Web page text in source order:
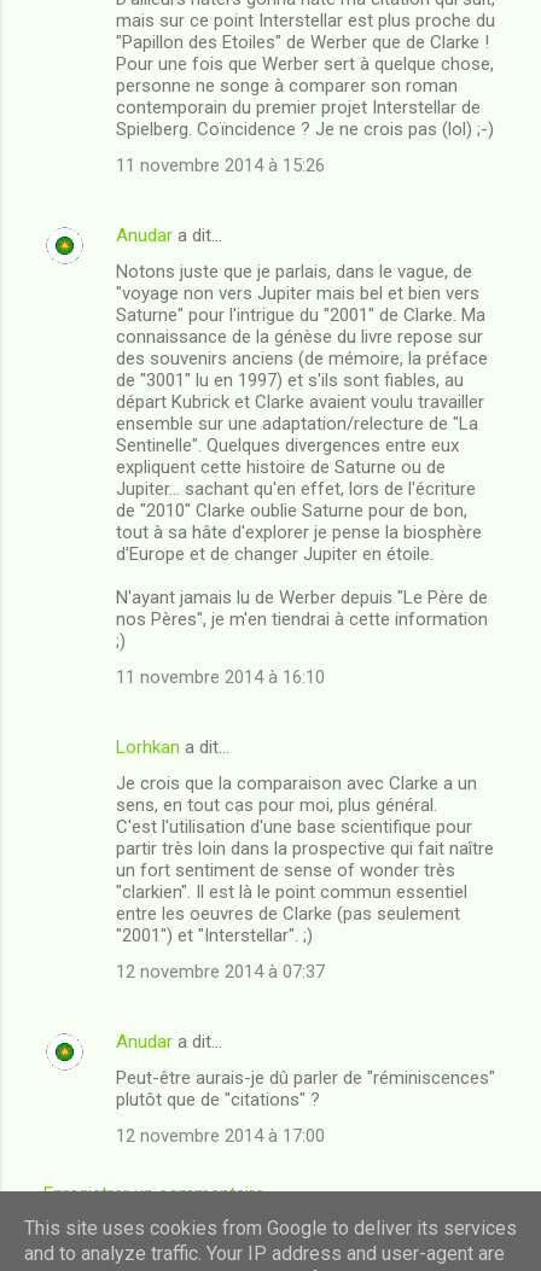
mais sur ce point Interstellar est plus proche du
"Papillon des Etoiles" de Werber que de Clarke !
Pour une fois que Werber sert à quelque chose,
personne ne songe à comparer son roman
contemporain du premier projet Interstellar de
Spielberg. Coïncidence ? Je ne crois pas (lol) ;-)
11 novembre 2014 à 15:26
Anudar a dit…
Notons juste que je parlais, dans le vague, de
"voyage non vers Jupiter mais bel et bien vers
Saturne" pour l'intrigue du "2001" de Clarke. Ma
connaissance de la génèse du livre repose sur
des souvenirs anciens (de mémoire, la préface
de "3001" lu en 1997) et s'ils sont fiables, au
départ Kubrick et Clarke avaient voulu travailler
ensemble sur une adaptation/relecture de "La
Sentinelle". Quelques divergences entre eux
expliquent cette histoire de Saturne ou de
Jupiter... sachant qu'en effet, lors de l'écriture
de "2010" Clarke oublie Saturne pour de bon,
tout à sa hâte d'explorer je pense la biosphère
d'Europe et de changer Jupiter en étoile.
N'ayant jamais lu de Werber depuis "Le Père de
nos Pères", je m'en tiendrai à cette information
;)
11 novembre 2014 à 16:10
Lorhkan a dit…
Je crois que la comparaison avec Clarke a un
sens, en tout cas pour moi, plus général.
C'est l'utilisation d'une base scientifique pour
partir très loin dans la prospective qui fait naître
un fort sentiment de sense of wonder très
"clarkien". Il est là le point commun essentiel
entre les oeuvres de Clarke (pas seulement
"2001") et "Interstellar". ;)
12 novembre 2014 à 07:37
Anudar a dit…
Peut-être aurais-je dû parler de "réminiscences"
plutôt que de "citations" ?
12 novembre 2014 à 17:00
Enregistrer un commentaire
This site uses cookies from Google to deliver its services
and to analyze traffic. Your IP address and user-agent are